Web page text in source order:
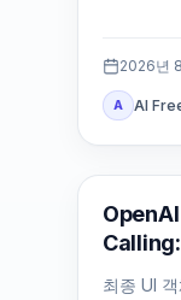
2026년
A AI
OpenAI
Calling:
법
최종 UI